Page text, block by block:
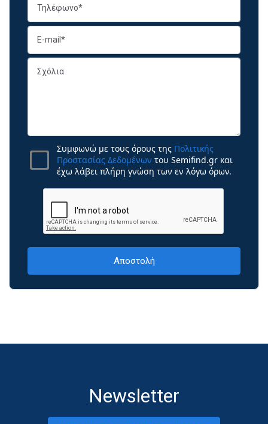
Συμφωνώ με τους όρους της Πολιτικής
Προστασίας Δεδομένων του Semifind.gr και
έχω λάβει πλήρη γνώση των εν λόγω όρων.
Newsletter